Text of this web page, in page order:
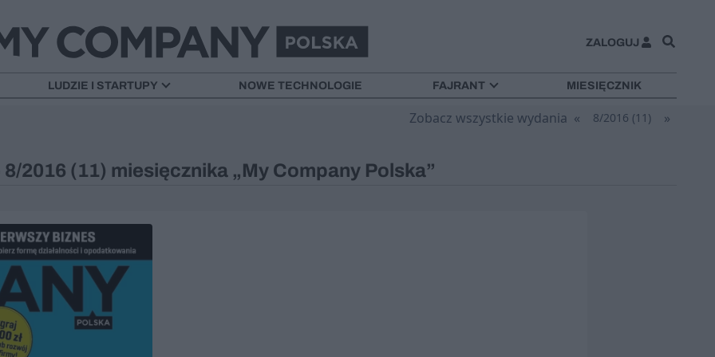
ZALOGUJ
LUDZIE I STARTUPY NOWE TECHNOLOGIE FAJRANT MIESIĘCZNIK
Zobacz wszystkie wydania « 8/2016 (11) »
2016 (11) miesięcznika „My Company Polska”